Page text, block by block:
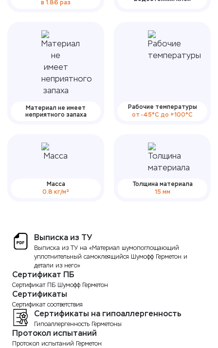
в 1.86 раз
Материал не имеет
неприятного запаха
Рабочие температуры
от -45°С до +100°С
Масса
0.8 кг/м²
Толщина материала
15 мм
Выписка из ТУ
Выписка из ТУ на «Материал шумопоглощающий
уплотнительный самоклеящийся Шумофф Герметон и
детали из него»
Сертификат ПБ
Сертификат ПБ Шумофф Герметон
Сертификаты
Сертификат соответствия
Сертификаты на гипоаллергенность
Гипоаллергенность Герметоны
Протокол испытаний
Протокол испытаний Герметон